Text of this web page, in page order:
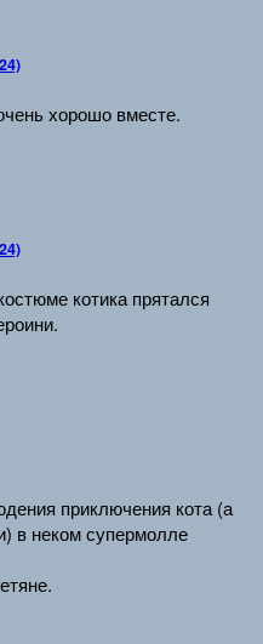
хорошо вместе.
котика прятался
приключения кота (а
в неком супермолле